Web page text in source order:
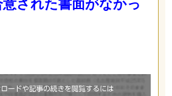
された書面がなかっ